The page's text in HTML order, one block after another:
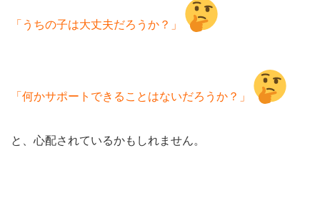
「うちの子は大丈夫だろうか？」
「何かサポートできることはないだろうか？」
と、心配されているかもしれません。